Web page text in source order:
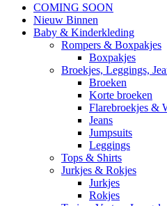
COMING SOON
Nieuw Binnen
Baby & Kinderkleding
Rompers & Boxpakjes
Boxpakjes
Broekjes, Leggings,
Broeken
Korte broeken
Flarebroekjes &
Jeans
Jumpsuits
Leggings
Tops & Shirts
Jurkjes & Rokjes
Jurkjes
Rokjes